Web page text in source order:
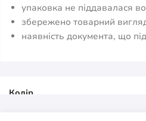
упаковка не піддавалася
збережено товарний
наявність документа, що
Колір